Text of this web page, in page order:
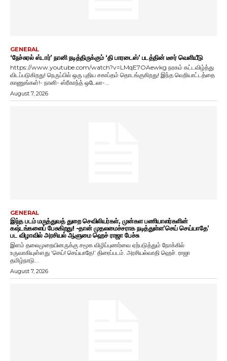
GENERAL
‘நேச்சுரல் ஸ்டார்’ நானி நடித்திருக்கும் ‘தி பாரடைஸ்’ படத்தின் டீசர் வெளியீடு
https://www.youtube.com/watch?v=LMqE7OAewkg நரகம் கட்டவிழ்த்து
விடப்படுகிறது! நெருப்பில் ஒரு புதிய சகாப்தம் தொடங்குகிறது! இந்த வெறியாட்டத்தை
காணுங்கள்!- நானி- ஸ்ரீகாந்த் ஒடேலா-...
August 7, 2026
GENERAL
இந்த படம் மருத்துவத் துறை செவிலியர்கள், முன்கள பணியாளர்களின்
கஷ்டங்களைப் பேசுகிறது! -தான் முதலமைச்சராக நடித்துள்ள’செய் செய்யாதே’
பட விழாவில் அரசியல் ஆளுமை ஹெச் ராஜா பேச்சு
இளம் தலைமுறையினருக்கு சமூக விழிப்புணர்வை ஏற்படுத்தும் நோக்கில்
உருவாகியுள்ளது ‘செய்! செய்யாதே!’ திரைப்படம். அரசியல்வாதி ஹெச். ராஜா
தமிழ்நாடு...
August 7, 2026